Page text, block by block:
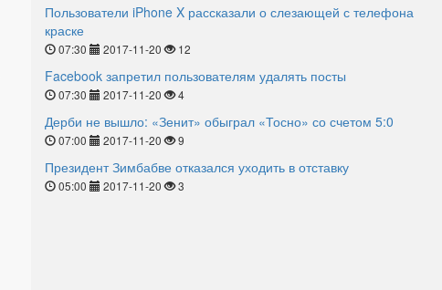
Пользователи iPhone X рассказали о слезающей с телефона
краске
07:30 2017-11-20 12
Facebook запретил пользователям удалять посты
07:30 2017-11-20 4
Дерби не вышло: «Зенит» обыграл «Тосно» со счетом 5:0
07:00 2017-11-20 9
Президент Зимбабве отказался уходить в отставку
05:00 2017-11-20 3